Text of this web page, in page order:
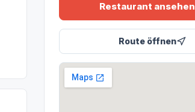
Restaurant ansehen
Route öffnen